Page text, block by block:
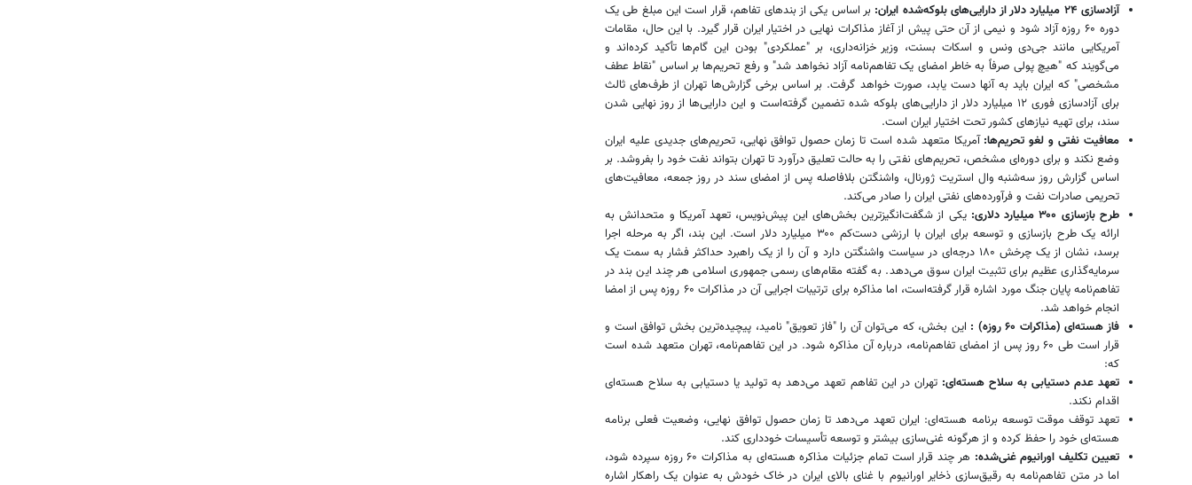
آزادسازی ۲۴ میلیارد دلار از دارایی‌های بلوکه‌شده ایران:
بر اساس یکی از بندهای تفاهم، قرار است این مبلغ طی یک
دوره ۶۰ روزه آزاد شود و نیمی از آن حتی پیش از آغاز مذاکرات نهایی در اختیار ایران قرار گیرد. با این حال، مقامات
آمریکایی مانند جی‌دی ونس و اسکات بسنت، وزیر خزانه‌داری، بر "عملکردی" بودن این گام‌ها تأکید کرده‌اند و
می‌گویند که "هیچ پولی صرفاً به خاطر امضای یک تفاهم‌نامه آزاد نخواهد شد" و رفع تحریم‌ها بر اساس "نقاط عطف
مشخصی" که ایران باید به آنها دست یابد، صورت خواهد گرفت. بر اساس برخی گزارش‌ها تهران از طرف‌های ثالث
برای آزادسازی فوری ۱۲ میلیارد دلار از دارایی‌های بلوکه شده تضمین گرفته‌است و این دارایی‌ها از روز نهایی شدن
سند، برای تهیه نیازهای کشور تحت اختیار ایران است.
معافیت نفتی و لغو تحریم‌ها: آمریکا متعهد شده است تا زمان حصول توافق نهایی، تحریم‌های جدیدی علیه ایران
وضع نکند و برای دوره‌ای مشخص، تحریم‌های نفتی را به حالت تعلیق درآورد تا تهران بتواند نفت خود را بفروشد. بر
اساس گزارش روز سه‌شنبه وال استریت ژورنال، واشنگتن بلافاصله پس از امضای سند در روز جمعه، معافیت‌های
تحریمی صادرات نفت و فرآورده‌های نفتی ایران را صادر می‌کند.
طرح بازسازی ۳۰۰ میلیارد دلاری:
یکی از شگفت‌انگیزترین بخش‌های این پیش‌نویس، تعهد آمریکا و متحدانش به
ارائه یک طرح بازسازی و توسعه برای ایران با ارزشی دست‌کم ۳۰۰ میلیارد دلار است. این بند، اگر به مرحله اجرا
برسد، نشان از یک چرخش ۱۸۰ درجه‌ای در سیاست واشنگتن دارد و آن را از یک راهبرد حداکثر فشار به سمت یک
سرمایه‌گذاری عظیم برای تثبیت ایران سوق می‌دهد. به گفته مقام‌های رسمی جمهوری اسلامی هر چند این بند در
تفاهم‌نامه پایان جنگ مورد اشاره قرار گرفته‌است، اما مذاکره برای ترتیبات اجرایی آن در مذاکرات ۶۰ روزه پس از امضا
انجام خواهد شد.
فاز هسته‌ای (مذاکرات ۶۰ روزه) :
این بخش، که می‌توان آن را "فاز تعویق" نامید، پیچیده‌ترین بخش توافق است و
قرار است طی ۶۰ روز پس از امضای تفاهم‌نامه، درباره آن مذاکره شود. در این تفاهم‌نامه، تهران متعهد شده است
که:
تعهد عدم دستیابی به سلاح هسته‌ای: تهران در این تفاهم تعهد می‌دهد به تولید یا دستیابی به سلاح هسته‌ای
اقدام نکند.
تعهد توقف موقت توسعه برنامه هسته‌ای: ایران تعهد می‌دهد تا زمان حصول توافق نهایی، وضعیت فعلی برنامه
هسته‌ای خود را حفظ کرده و از هرگونه غنی‌سازی بیشتر و توسعه تأسیسات خودداری کند.
تعیین تکلیف اورانیوم غنی‌شده:
هر چند قرار است تمام جزئیات مذاکره هسته‌ای به مذاکرات ۶۰ روزه سپرده شود،
اما در متن تفاهم‌نامه به رقیق‌سازی ذخایر اورانیوم با غنای بالای ایران در خاک خودش به عنوان یک راهکار اشاره